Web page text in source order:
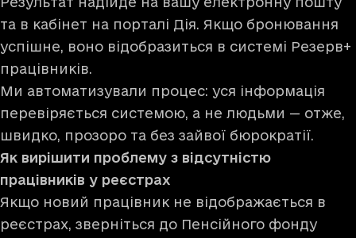
та в кабінет на порталі Дія. Якщо бронювання
успішне, воно відобразиться в системі Резерв+
працівників.
Ми автоматизували процес: уся інформація
перевіряється системою, а не людьми — отже,
швидко, прозоро та без зайвої бюрократії.
Як вирішити проблему з відсутністю
працівників у реєстрах
Якщо новий працівник не відображається в
реєстрах, зверніться до Пенсійного фонду